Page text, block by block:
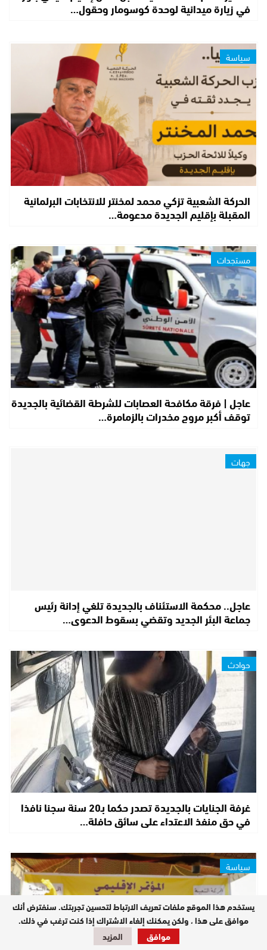
في زيارة ميدانية لوحدة كوسومار وحقول…
سياسة
الحركة الشعبية تزكي محمد لمخنتر للانتخابات البرلمانية
المقبلة بإقليم الجديدة مدعومة…
مستجدات
عاجل | فرقة مكافحة العصابات للشرطة القضائية بالجديدة
توقف أكبر مروج مخدرات بالزمامرة…
جهات
عاجل.. محكمة الاستئناف بالجديدة تلغي إدانة رئيس
جماعة البئر الجديد وتقضي بسقوط الدعوى…
حوادث
غرفة الجنايات بالجديدة تصدر حكما بـ20 سنة سجنا نافذا
في حق منفذ الاعتداء على سائق حافلة…
سياسة
يستخدم هذا الموقع ملفات تعريف الارتباط لتحسين تجربتك. سنفترض أنك
موافق على هذا ، ولكن يمكنك إلغاء الاشتراك إذا كنت ترغب في ذلك.
موافق
المزيد